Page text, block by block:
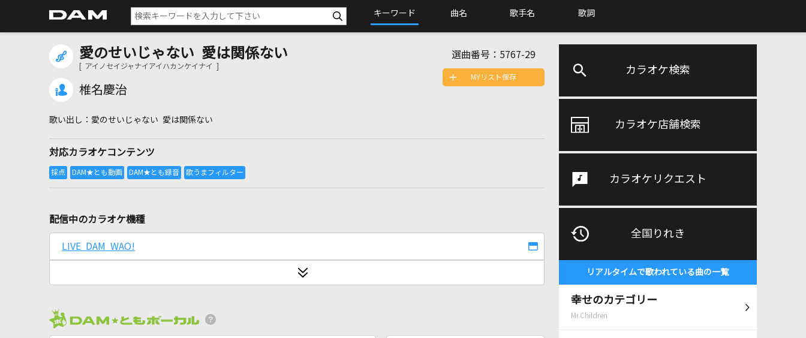
キーワード 曲名 歌手名 歌詞
カラオケ検索
カラオケ店舗検索
カラオケリクエスト
全国りれき
リアルタイムで歌われている曲の一覧
幸せのカテゴリー
Mr.Children
愛のせいじゃない 愛は関係ない
[ アイノセイジャナイアイハカンケイナイ ]
椎名慶治
選曲番号： 5767-29
愛のせいじゃない 愛は関係ない
対応カラオケコンテンツ
MYリスト保存
配信中のカラオケ機種
LIVE DAM WAO!